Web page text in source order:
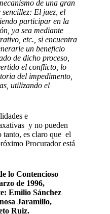
de una gran
El juez, el
participar en la
ya sea mediante
etc., si encuentra
un beneficio
de dicho proceso,
el conflicto, lo
del impedimento,
utilizando el
e
y no pueden
tanto, es claro que el
Procurador está
lo Contencioso
de 1996,
Emilio Sánchez
Jaramillo,
Ruiz.